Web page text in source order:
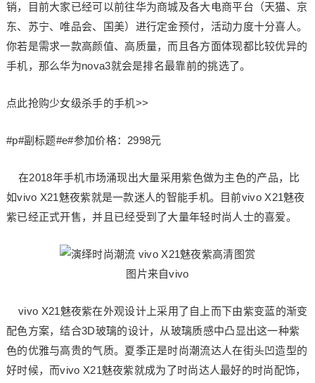
销，目前大家已经可以前往华为商城及各大电商平台（天猫、京
东、苏宁、唯品会、国美）进行定金预付，活动力度十分喜人。
你若是需求一款高颜值、高质量，而且各方面体现都比较优异的
手机，那么华为nova3就会是排名最靠前的挑选了。
点此抢购少女级杀手的手机>>
#p#副标题#e#参加价格：2998元
在2018年手机市场涌现出大量采用紫色做为主色的产品，比
如vivo X21魅夜紫就是一款迷人的智能手机。目前vivo X21魅夜
紫已经正式开售，并且已经受到了大量年轻时尚人士的喜爱。
图片来自vivo
vivo X21魅夜紫在外观设计上采用了自上而下由紫变蓝的渐变
配色方案，结合3D玻璃的设计，从玻璃质感中凸显出这一种紫
色的优雅与高贵的气质。夏季正是时尚潮流达人在街头凹造型的
好时候，而vivo X21魅夜紫就成为了时尚达人最好的时尚配饰，